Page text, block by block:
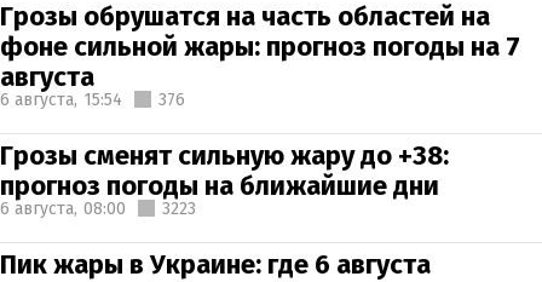
Грозы обрушатся на часть областей на
фоне сильной жары: прогноз погоды на 7
августа
6 августа, 15:54 376
Грозы сменят сильную жару до +38:
прогноз погоды на ближайшие дни
6 августа, 08:00 3223
Пик жары в Украине: где 6 августа